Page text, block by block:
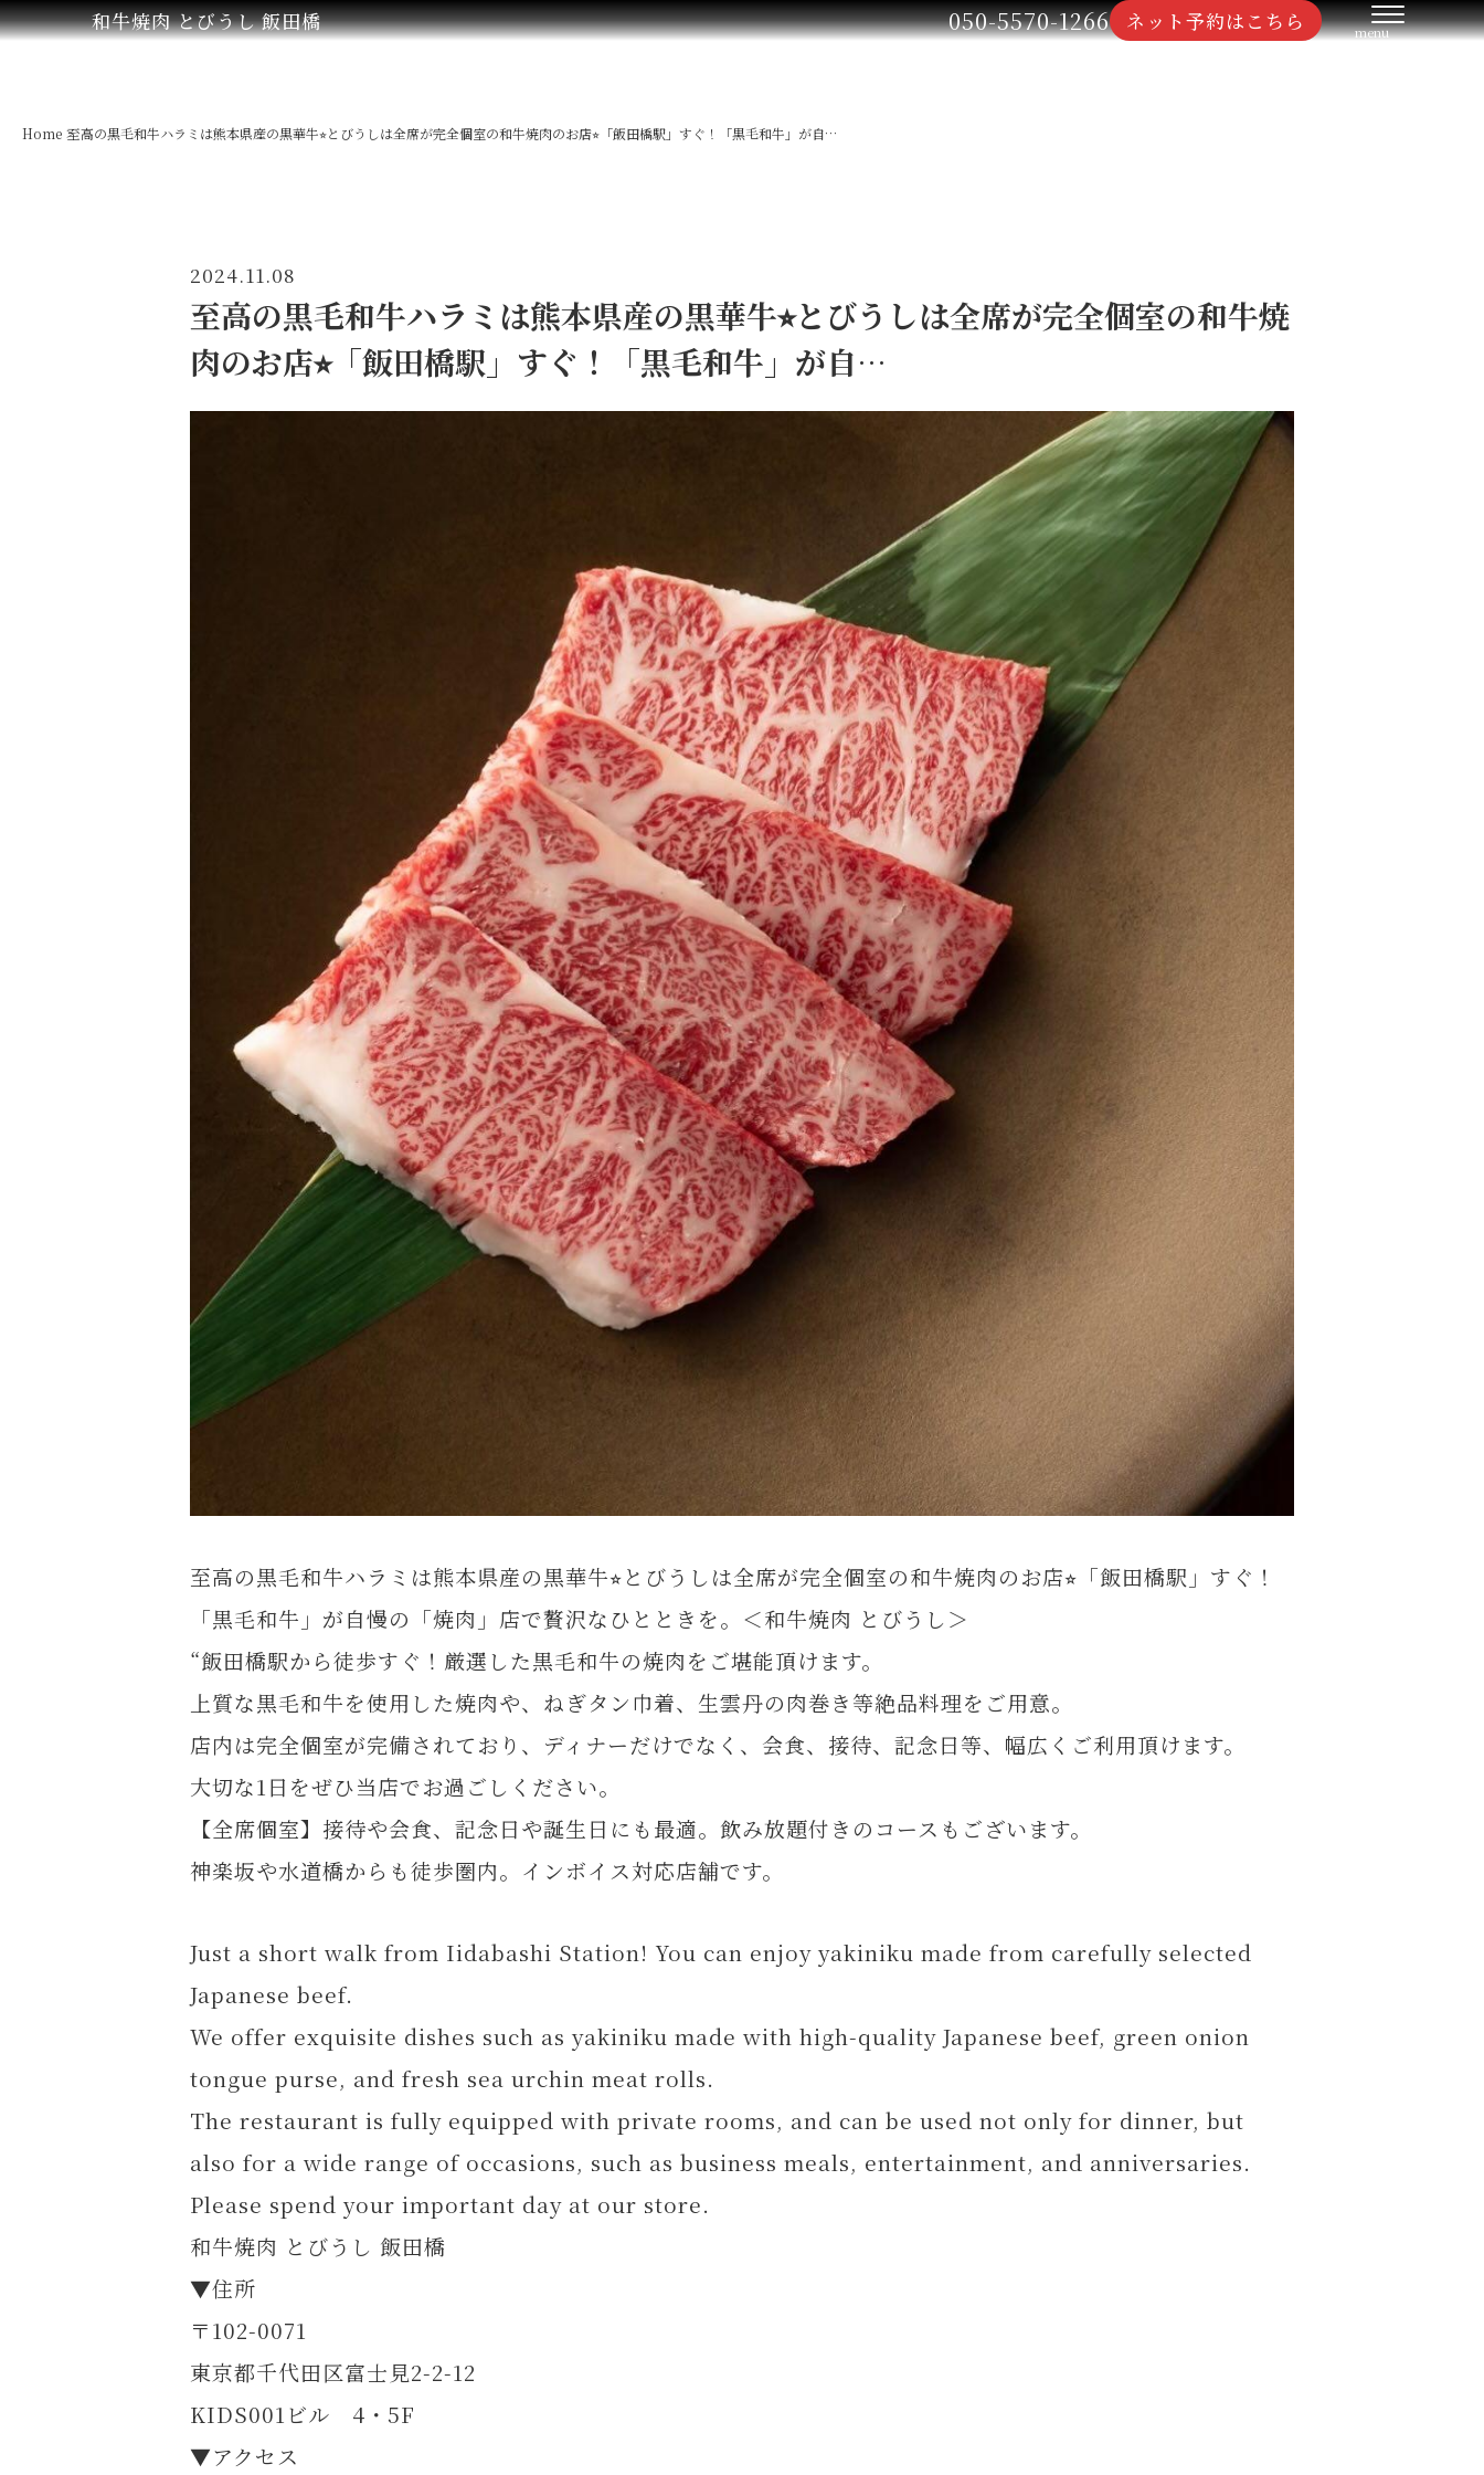
和牛焼肉 とびうし 飯田橋 050-5570-1266 ネット予約はこちら
Home 至高の黒毛和牛ハラミは熊本県産の黒華牛⭐︎とびうしは全席が完全個室の和牛焼肉のお店⭐︎「飯田橋駅」すぐ！「黒毛和牛」が自…
2024.11.08
至高の黒毛和牛ハラミは熊本県産の黒華牛⭐︎とびうしは全席が完全個室の和牛焼
肉のお店⭐︎「飯田橋駅」すぐ！「黒毛和牛」が自…
至高の黒毛和牛ハラミは熊本県産の黒華牛⭐︎とびうしは全席が完全個室の和牛焼肉のお店⭐︎「飯田橋駅」すぐ！
「黒毛和牛」が自慢の「焼肉」店で贅沢なひとときを。＜和牛焼肉 とびうし＞
“飯田橋駅から徒歩すぐ！厳選した黒毛和牛の焼肉をご堪能頂けます。
上質な黒毛和牛を使用した焼肉や、ねぎタン巾着、生雲丹の肉巻き等絶品料理をご用意。
店内は完全個室が完備されており、ディナーだけでなく、会食、接待、記念日等、幅広くご利用頂けます。
大切な1日をぜひ当店でお過ごしください。
【全席個室】接待や会食、記念日や誕生日にも最適。飲み放題付きのコースもございます。
神楽坂や水道橋からも徒歩圏内。インボイス対応店舗です。
Just a short walk from Iidabashi Station! You can enjoy yakiniku made from carefully selected
Japanese beef.
We offer exquisite dishes such as yakiniku made with high-quality Japanese beef, green onion
tongue purse, and fresh sea urchin meat rolls.
The restaurant is fully equipped with private rooms, and can be used not only for dinner, but
also for a wide range of occasions, such as business meals, entertainment, and anniversaries.
Please spend your important day at our store.
和牛焼肉 とびうし 飯田橋
▼住所
〒102-0071
東京都千代田区富士見2-2-12
KIDS001ビル 4・5F
▼アクセス